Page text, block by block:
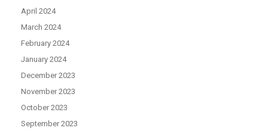
April 2024
March 2024
February 2024
January 2024
December 2023
November 2023
October 2023
September 2023